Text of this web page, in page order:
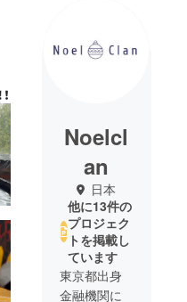
Noelcl
an
日本
他に13件の
プロジェク
トを掲載し
ています
東京都出身
金融機関に